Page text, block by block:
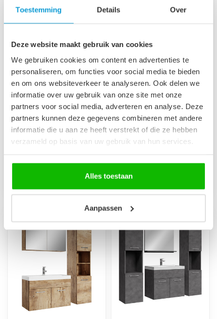
Toestemming Details Over
Deze website maakt gebruik van cookies
We gebruiken cookies om content en advertenties te
personaliseren, om functies voor social media te bieden
en om ons websiteverkeer te analyseren. Ook delen we
informatie over uw gebruik van onze site met onze
partners voor social media, adverteren en analyse. Deze
partners kunnen deze gegevens combineren met andere
informatie die u aan ze heeft verstrekt of die ze hebben
verzameld op basis van uw gebruik van hun services.
Alles toestaan
Aanpassen
Badkamermeubel
walnoot bruin
Hangend badkamermeubel
met wastafel. Twee
greeploze lades met soft
Op voorraad
Badkamermeubel
Montreal 01 60cm met
wastafel - kastanje
eiken
Compact en ondiep
badkamermeubel. Als set
Op voorraad